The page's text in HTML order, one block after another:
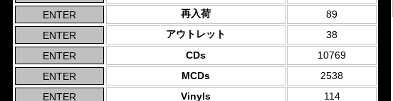
再入荷
89
アウトレット
38
CDs
10769
MCDs
2538
Vinyls
114